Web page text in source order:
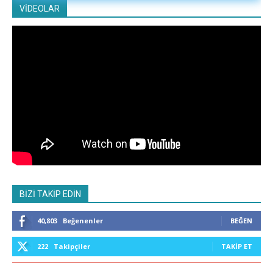
VİDEOLAR
BİZİ TAKİP EDİN
40,803 Beğenenler BEĞEN
222 Takipçiler TAKIP ET